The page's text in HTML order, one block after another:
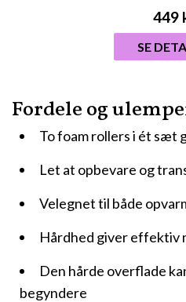
Fordele og
To foam rollers i ét sæt
Let at opbevare og
Velegnet til både
Hårdhed giver effektiv
Den hårde overflade
begyndere
449
SE